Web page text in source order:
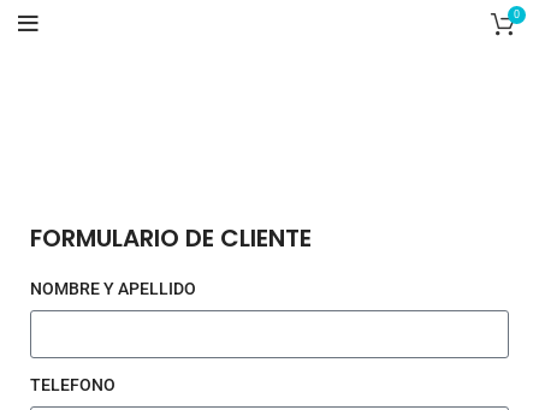
0
FORMULARIO DE CLIENTE
NOMBRE Y APELLIDO
TELEFONO